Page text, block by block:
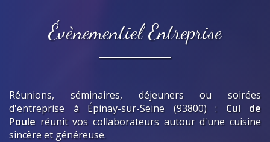
Évènementiel Entreprise
Réunions, séminaires, déjeuners ou soirées
d'entreprise à Épinay-sur-Seine (93800): Cul de
Poule réunit vos collaborateurs autour d'une cuisine
sincère et généreuse.